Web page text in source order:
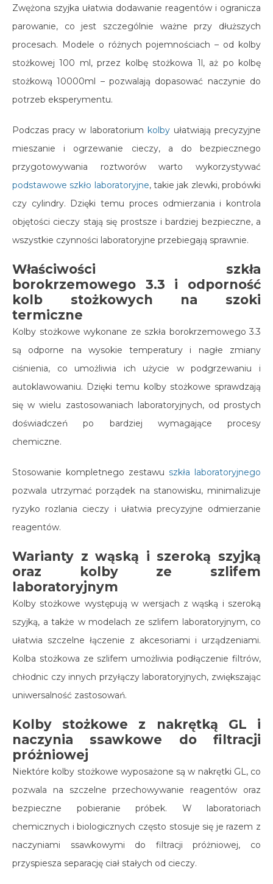
Zwężona szyjka ułatwia dodawanie reagentów i ogranicza
parowanie, co jest szczególnie ważne przy dłuższych
procesach. Modele o różnych pojemnościach – od kolby
stożkowej 100 ml, przez kolbę stożkowa 1l, aż po kolbę
stożkową 10000ml – pozwalają dopasować naczynie do
potrzeb eksperymentu.
Podczas pracy w laboratorium kolbyułatwiają precyzyjne
mieszanie i ogrzewanie cieczy, a do bezpiecznego
przygotowywania roztworów warto wykorzystywać
podstawowe szkło laboratoryjne, takie jak zlewki, probówki
czy cylindry. Dzięki temu proces odmierzania i kontrola
objętości cieczy stają się prostsze i bardziej bezpieczne, a
wszystkie czynności laboratoryjne przebiegają sprawnie.
Właściwości szkła
borokrzemowego 3.3 i odporność
kolb stożkowych na szoki
termiczne
Kolby stożkowe wykonane ze szkła borokrzemowego 3.3
są odporne na wysokie temperatury i nagłe zmiany
ciśnienia, co umożliwia ich użycie w podgrzewaniu i
autoklawowaniu. Dzięki temu kolby stożkowe sprawdzają
się w wielu zastosowaniach laboratoryjnych, od prostych
doświadczeń po bardziej wymagające procesy
chemiczne.
Stosowanie kompletnego zestawu szkła laboratoryjnego
pozwala utrzymać porządek na stanowisku, minimalizuje
ryzyko rozlania cieczy i ułatwia precyzyjne odmierzanie
reagentów.
Warianty z wąską i szeroką szyjką
oraz kolby ze szlifem
laboratoryjnym
Kolby stożkowe występują w wersjach z wąską i szeroką
szyjką, a także w modelach ze szlifem laboratoryjnym, co
ułatwia szczelne łączenie z akcesoriami i urządzeniami.
Kolba stożkowa ze szlifem umożliwia podłączenie filtrów,
chłodnic czy innych przyłączy laboratoryjnych, zwiększając
uniwersalność zastosowań.
Kolby stożkowe z nakrętką GL i
naczynia ssawkowe do filtracji
próżniowej
Niektóre kolby stożkowe wyposażone są w nakrętki GL, co
pozwala na szczelne przechowywanie reagentów oraz
bezpieczne pobieranie próbek. W laboratoriach
chemicznych i biologicznych często stosuje się je razem z
naczyniami ssawkowymi do filtracji próżniowej, co
przyspiesza separację ciał stałych od cieczy.